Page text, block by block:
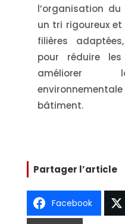
l’organisation
un tri rigoureux
filières
pour réduire
améliorer
bâtiment.
Partager l’article
Facebook